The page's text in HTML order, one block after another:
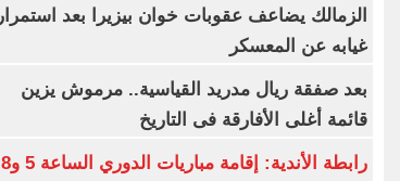
الزمالك يضاعف عقوبات خوان بيزيرا بعد استمرار
غيابه عن المعسكر
بعد صفقة ريال مدريد القياسية.. مرموش يزين
قائمة أغلى الأفارقة فى التاريخ
رابطة الأندية: إقامة مباريات الدوري الساعة 5 و8